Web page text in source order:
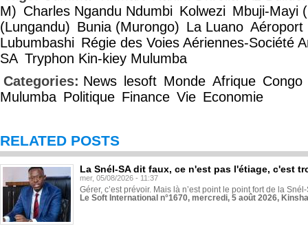
M) Charles Ngandu Ndumbi Kolwezi Mbuji-Mayi
(Lungandu) Bunia (Murongo) La Luano Aéroport
Lubumbashi Régie des Voies Aériennes-Société
SA Tryphon Kin-kiey Mulumba
Categories: News lesoft Monde Afrique Congo
Mulumba Politique Finance Vie Economie
RELATED POSTS
La Snél-SA dit faux, ce n'est pas l'étiage, c'est
mer, 05/08/2026 - 11:37
Gérer, c’est prévoir. Mais là n’est point le point fort de la
Le Soft International n°1670, mercredi, 5 août 2026,